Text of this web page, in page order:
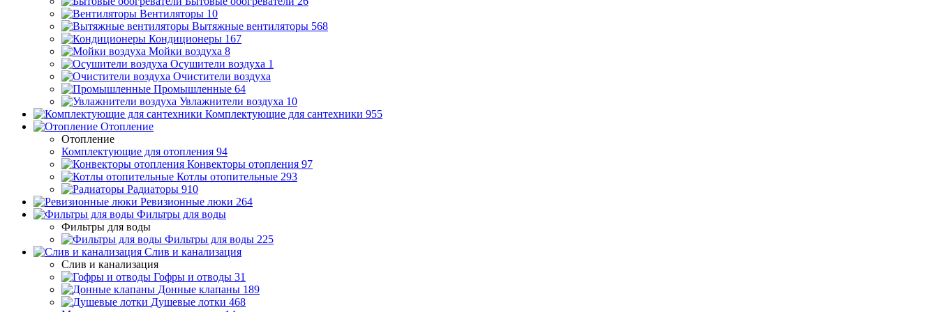
Вентиляторы 10
Вытяжные вентиляторы 568
Кондиционеры 167
Мойки воздуха 8
Осушители воздуха 1
Очистители воздуха
Промышленные 64
Увлажнители воздуха 10
Комплектующие для сантехники 955
Отопление
Отопление
Комплектующие для отопления 94
Конвекторы отопления 97
Котлы отопительные 293
Радиаторы 910
Ревизионные люки 264
Фильтры для воды
Фильтры для воды
Фильтры для воды 225
Слив и канализация
Слив и канализация
Гофры и отводы 31
Донные клапаны 189
Душевые лотки 468